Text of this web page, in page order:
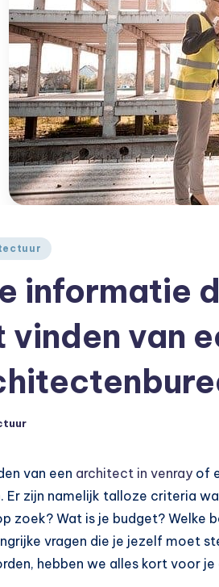
informatie
vinden van
van een architect in venray of
Er zijn namelijk talloze criteria
zoek? Wat is je budget? Welke
vragen die je jezelf moet
hebben we alles kort voor